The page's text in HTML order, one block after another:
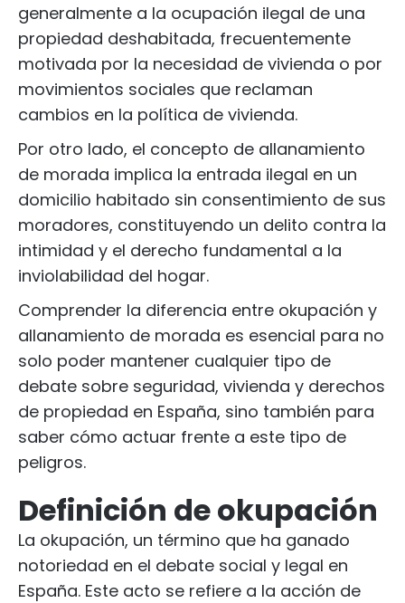
generalmente a la ocupación ilegal de una
propiedad deshabitada, frecuentemente
motivada por la necesidad de vivienda o por
movimientos sociales que reclaman
cambios en la política de vivienda.
Por otro lado, el concepto de allanamiento
de morada implica la entrada ilegal en un
domicilio habitado sin consentimiento de sus
moradores, constituyendo un delito contra la
intimidad y el derecho fundamental a la
inviolabilidad del hogar.
Comprender la diferencia entre okupación y
allanamiento de morada es esencial para no
solo poder mantener cualquier tipo de
debate sobre seguridad, vivienda y derechos
de propiedad en España, sino también para
saber cómo actuar frente a este tipo de
peligros.
Definición de okupación
La okupación, un término que ha ganado
notoriedad en el debate social y legal en
España. Este acto se refiere a la acción de